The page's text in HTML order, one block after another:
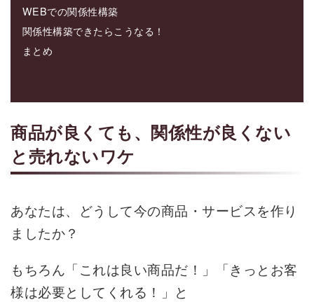
WEBでの関係性構築
関係性構築できたらこうなる！
まとめ
商品が良くても、関係性が良くない
と売れないワケ
あなたは、どうして今の商品・サービスを作り
ましたか？
もちろん「これは良い商品だ！」「きっとお客
様は必要としてくれる！」と